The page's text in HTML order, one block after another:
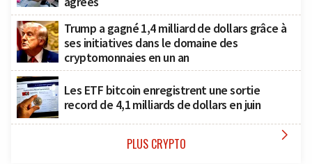
Trump a gagné 1,4 milliard de dollars grâce à
ses initiatives dans le domaine des
cryptomonnaies en un an
Les ETF bitcoin enregistrent une sortie
record de 4,1 milliards de dollars en juin
PLUS CRYPTO 